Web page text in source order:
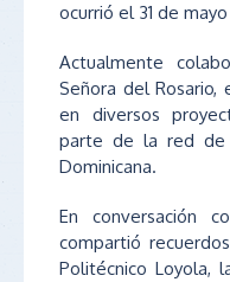
ocurrió el 31 de
Actualmente
Señora del Rosario,
en diversos
parte de la red de
Dominicana.
En conversación
compartió
Politécnico Loyola,